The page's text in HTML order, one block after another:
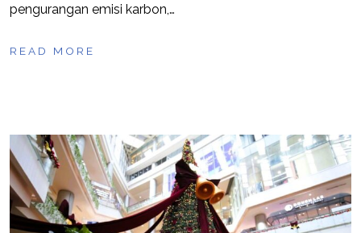
pengurangan emisi karbon,…
READ MORE